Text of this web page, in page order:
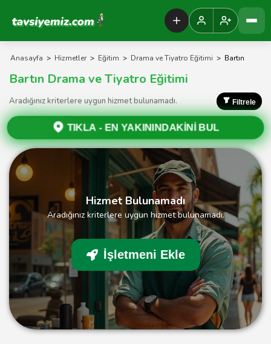
Tavsiyemiz Anasayfa
Anasayfa > Hizmetler > Eğitim > Drama ve Tiyatro Eğitimi > Bartın
Bartın Drama ve Tiyatro Eğitimi
Aradığınız kriterlere uygun hizmet bulunamadı. Filtrele
TIKLA -EN YAKININDAKİNİ BUL
Hizmet Bulunamadı
Aradığınız kriterlere uygun hizmet bulunamadı.
İşletmeni Ekle